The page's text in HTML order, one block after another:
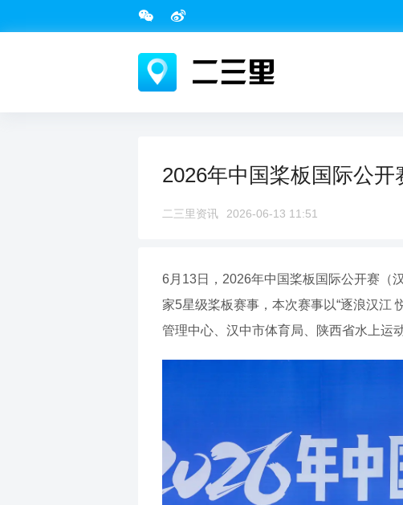
2026年中国桨板国际公
二三里资讯 2026-06-13 11:51
6月13日，2026年中国桨板国际公开赛（
家5星级桨板赛事，本次赛事以“逐浪汉江
管理中心、汉中市体育局、陕西省水上运